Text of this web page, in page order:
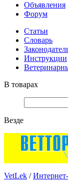
Объявления
Форум
Статьи
Словарь
Инструкции
В товарах
Везде
VetLek /